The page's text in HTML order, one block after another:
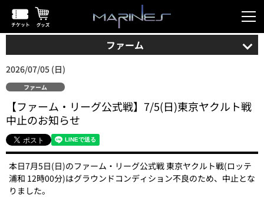
ファーム
2026/07/05 (日)
ファーム
【ファーム・リーグ公式戦】7/5(日)東京ヤクルト戦
中止のお知らせ
本日7月5日(日)のファーム・リーグ公式戦 東京ヤクルト戦(ロッテ
浦和 12時00分)はグラウンドコンディション不良のため、中止とな
りました。